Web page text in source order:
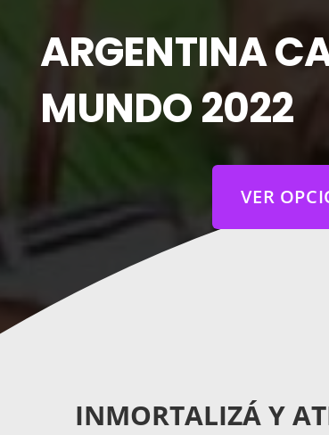
ARGENTINA
MUNDO 2022
VER
INMORTALIZÁ Y